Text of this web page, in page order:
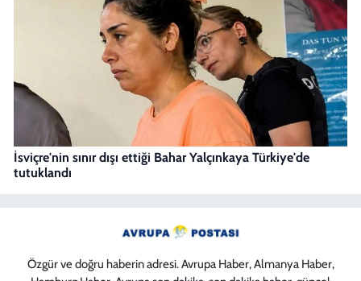
İsviçre'nin sınır dışı ettiği Bahar Yalçınkaya Türkiye'de
tutuklandı
Özgür ve doğru haberin adresi. Avrupa Haber, Almanya Haber,